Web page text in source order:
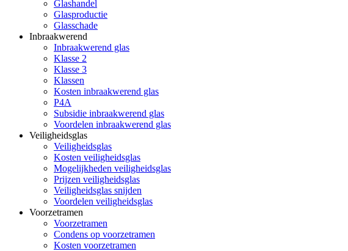
Glashandel
Glasproductie
Glasschade
Inbraakwerend
Inbraakwerend glas
Klasse 2
Klasse 3
Klassen
Kosten inbraakwerend glas
P4A
Subsidie inbraakwerend glas
Voordelen inbraakwerend glas
Veiligheidsglas
Veiligheidsglas
Kosten veiligheidsglas
Mogelijkheden veiligheidsglas
Prijzen veiligheidsglas
Veiligheidsglas snijden
Voordelen veiligheidsglas
Voorzetramen
Voorzetramen
Condens op voorzetramen
Kosten voorzetramen